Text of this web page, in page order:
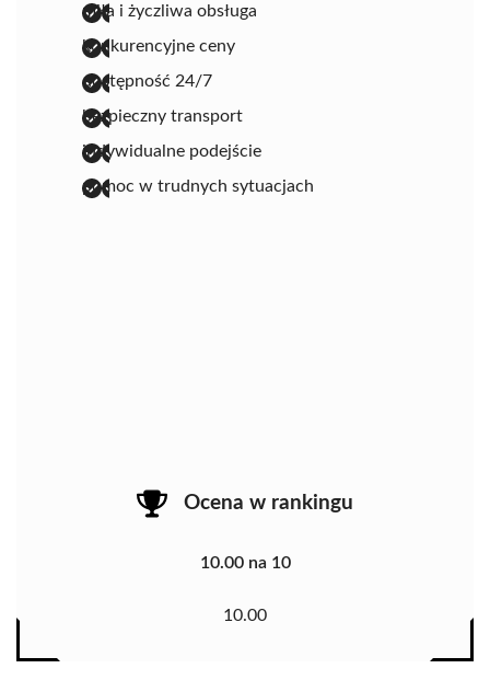
miła i życzliwa obsługa
konkurencyjne ceny
dostępność 24/7
bezpieczny transport
indywidualne podejście
pomoc w trudnych sytuacjach
Ocena w rankingu
10.00 na 10
10.00